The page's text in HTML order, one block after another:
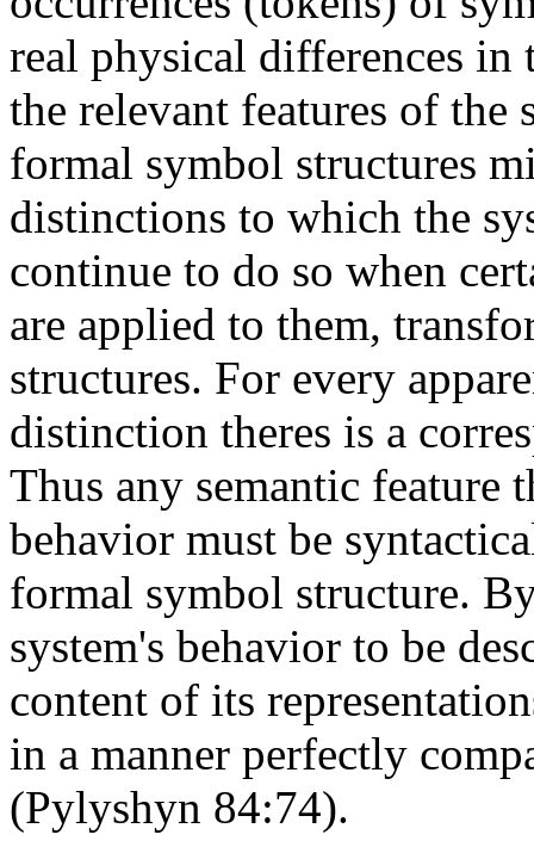
real physical differences in
the relevant features of the
formal symbol structures
distinctions to which the
continue to do so when
are applied to them,
structures. For every
distinction theres is a
Thus any semantic feature
behavior must be
formal symbol structure.
system's behavior to be
content of its
in a manner perfectly
(Pylyshyn 84:74).